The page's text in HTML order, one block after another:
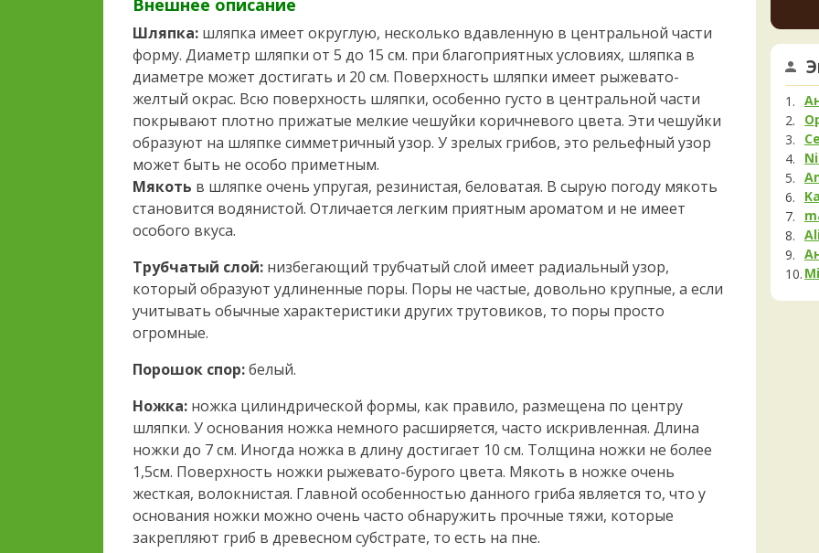
Шляпка: шляпка имеет округлую, несколько вдавленную в центральной части
форму. Диаметр шляпки от 5 до 15 см. при благоприятных условиях, шляпка в
диаметре может достигать и 20 см. Поверхность шляпки имеет рыжевато-
желтый окрас. Всю поверхность шляпки, особенно густо в центральной части
покрывают плотно прижатые мелкие чешуйки коричневого цвета. Эти чешуйки
образуют на шляпке симметричный узор. У зрелых грибов, это рельефный узор
может быть не особо приметным.
Мякоть в шляпке очень упругая, резинистая, беловатая. В сырую погоду мякоть
становится водянистой. Отличается легким приятным ароматом и не имеет
особого вкуса.
Трубчатый слой: низбегающий трубчатый слой имеет радиальный узор,
который образуют удлиненные поры. Поры не частые, довольно крупные, а если
учитывать обычные характеристики других трутовиков, то поры просто
огромные.
Порошок спор:белый.
Ножка: ножка цилиндрической формы, как правило, размещена по центру
шляпки. У основания ножка немного расширяется, часто искривленная. Длина
ножки до 7 см. Иногда ножка в длину достигает 10 см. Толщина ножки не более
1,5см. Поверхность ножки рыжевато-бурого цвета. Мякоть в ножке очень
жесткая, волокнистая. Главной особенностью данного гриба является то, что у
основания ножки можно очень часто обнаружить прочные тяжи, которые
закрепляют гриб в древесном субстрате, то есть на пне.
на
18
19